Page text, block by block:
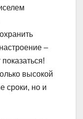
–
высокой
сроки, но и